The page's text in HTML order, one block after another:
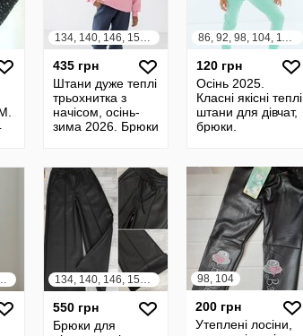
134, 140, 146, 152, 158, 164
435 грн
Штани дуже теплі
трьохнитка з
начісом, осінь-
зима 2026. Брюки
86, 92, 98, 104, 110, 116, 122, 128, 134
120 грн
Осінь 2025.
Класні якісні теплі
штани для дівчат,
брюки.
146, 152, 158, 164 134, 140, 146, 152, 158
550 грн
Брюки для
98, 104
200 грн
Утеплені лосіни,